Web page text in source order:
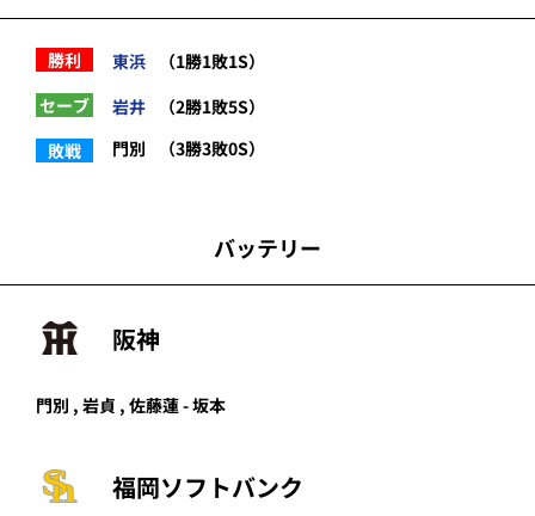
勝利 東浜
（1勝1敗1S）
セーブ
岩井
（2勝1敗5S）
敗戦
門別 （3勝3敗0S）
バッテリー
阪神
門別 , 岩貞 , 佐藤蓮 - 坂本
福岡ソフトバンク